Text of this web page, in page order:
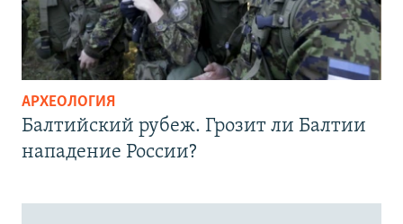
АРХЕОЛОГИЯ
Балтийский рубеж. Грозит ли Балтии
нападение России?